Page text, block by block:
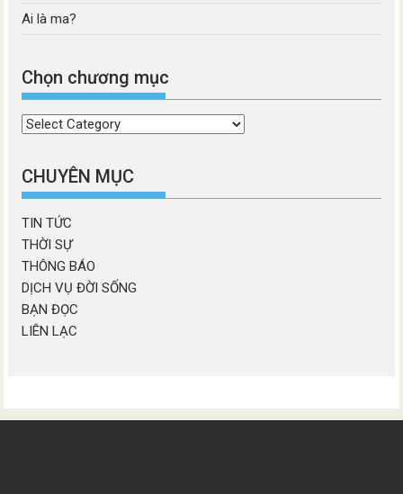
Ai là ma?
Chọn chương mục
Chọn
mục
CHUYÊN MỤC
TIN TỨC
THỜI SỰ
THÔNG BÁO
DỊCH VỤ ĐỜI SỐNG
BẠN ĐỌC
LIÊN LẠC